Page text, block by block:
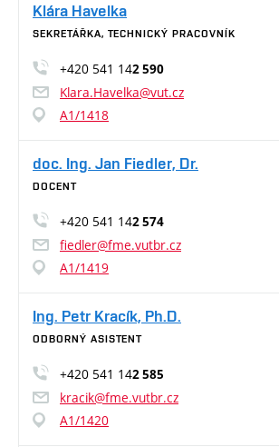
Klára Havelka
SEKRETÁŘKA, TECHNICKÝ PRACOVNÍK
+420 541 142 590
Klara.Havelka@vut.cz
A1/1418
doc. Ing. Jan Fiedler, Dr.
DOCENT
+420 541 142 574
fiedler@fme.vutbr.cz
A1/1419
Ing. Petr Kracík, Ph.D.
ODBORNÝ ASISTENT
+420 541 142 585
kracik@fme.vutbr.cz
A1/1420